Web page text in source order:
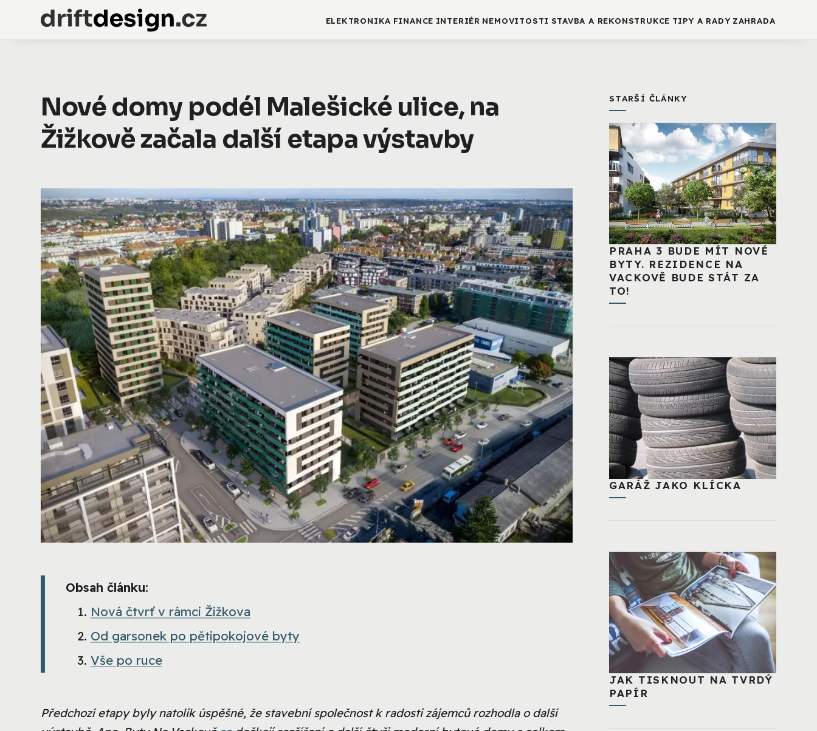
ELEKTRONIKA FINANCE INTERIÉR NEMOVITOSTI STAVBA A REKONSTRUKCE TIPY A RADY ZAHRADA
Nové domy podél Malešické ulice, na
Žižkově začala další etapa výstavby
Obsah článku:
Nová čtvrť v rámci Žižkova
Od garsonek po pětipokojové byty
Vše po ruce
Předchozí etapy byly natolik úspěšné, že stavební společnost k radosti zájemců rozhodla o další
STARŠÍ ČLÁNKY
PRAHA 3 BUDE MÍT NOVÉ
BYTY. REZIDENCE NA
VACKOVĚ BUDE STÁT ZA
TO!
GARÁŽ JAKO KLÍCKA
JAK TISKNOUT NA TVRDÝ
PAPÍR